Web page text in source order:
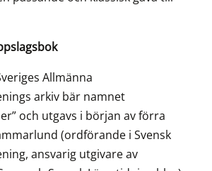
Allmänna
arkiv bär namnet
och utgavs i början av förra
(ordförande i Svensk
ansvarig utgivare av